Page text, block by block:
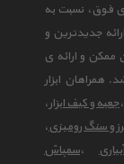
فوق، نسبت به
جدیدترین و
ممکن و ارائه ی
همراهان ابزار
،جعبه و کیف ابزار،
و سنگ رومیزی،
،سمپاش